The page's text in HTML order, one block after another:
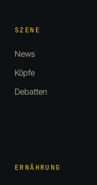
SZENE
News
Köpfe
Debatten
ERNÄHRUNG